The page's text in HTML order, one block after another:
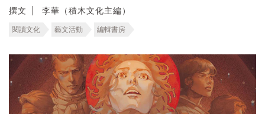
撰文 李華（積木文化主編）
閱讀文化 藝文活動 編輯書房